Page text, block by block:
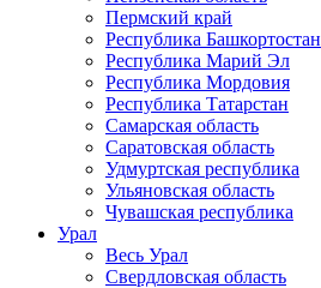
Пермский край
Республика Башкортостан
Республика Марий Эл
Республика Мордовия
Республика Татарстан
Самарская область
Саратовская область
Удмуртская республика
Ульяновская область
Чувашская республика
Урал
Весь Урал
Свердловская область